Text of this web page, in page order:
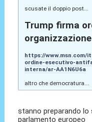
scusate il doppio post...
Trump firma
https://
ordine-esecutivo-
interna/ar-AA1N6U6a
altro che democratura...
stanno preparando
parlamento europeo